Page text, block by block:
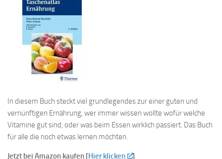
In diesem Buch steckt viel grundlegendes zur einer guten und
vernünftigen Ernährung, wer immer wissen wollte wofür welche
Vitamine gut sind, oder was beim Essen wirklich passiert. Das Buch
für alle die noch etwas lernen möchten.
Jetzt bei Amazon kaufen [Hier klicken ]